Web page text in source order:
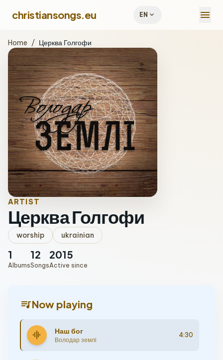
christiansongs.eu EN expand_more menu
Home / Церква Голгофи
ARTIST
Церква Голгофи
worship ukrainian
1
Albums
12
Songs
2015
Active since
queue_musicNow playing
graphic_eq Наш бог
Володар землі
4:30